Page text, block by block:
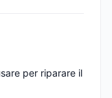
per riparare il